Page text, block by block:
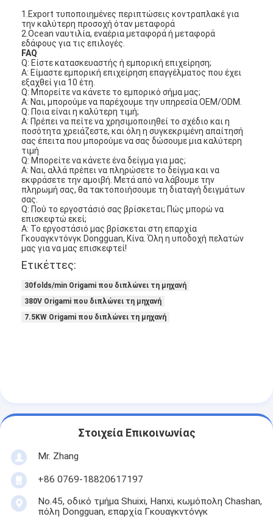
Σπίτι
Προϊόντα
Βίντεο
Σχετικά με εμάς
Επισκεψή εργοστασίου
Έλεγχος ποιότητας
Επικοινωνήστε μαζί μας
Φίλτρο τσεπών που κατασκευάζει τη μηχανή
Αυτόματη μηχανή καρφώματος
1.Export τυποποιημένες περιπτώσεις κοντραπλακέ για
την καλύτερη προσοχή όταν μεταφορά
2.Ocean ναυτιλία, εναέρια μεταφορά ή μεταφορά
εδάφους για τις επιλογές.
FAQ
Q: Είστε κατασκευαστής ή εμπορική επιχείρηση;
Α: Είμαστε εμπορική επιχείρηση επαγγέλματος που έχει
εξαχθεί για 10 έτη.
Q: Μπορείτε να κάνετε το εμπορικό σήμα μας;
Α: Ναι, μπορούμε να παρέχουμε την υπηρεσία OEM/ODM.
Q: Ποια είναι η καλύτερη τιμή;
Α: Πρέπει να πείτε να χρησιμοποιηθεί το σχέδιο και η
ποσότητα χρειάζεστε, και όλη η συγκεκριμένη απαίτησή
σας έπειτα που μπορούμε να σας δώσουμε μια καλύτερη
τιμή
Q: Μπορείτε να κάνετε ένα δείγμα για μας;
Α: Ναι, αλλά πρέπει να πληρώσετε το δείγμα και να
εκφράσετε την αμοιβή. Μετά από να λάβουμε την
πληρωμή σας, θα τακτοποιήσουμε τη διαταγή δειγμάτων
σας.
Q: Πού το εργοστάσιό σας βρίσκεται; Πώς μπορώ να
επισκεφτώ εκεί;
Α: Το εργοστάσιό μας βρίσκεται στη επαρχία
Γκουαγκντόνγκ Dongguan, Κίνα. Όλη η υποδοχή πελατών
μας για να μας επισκεφτεί!
Ετικέττες:
30folds/min Origami που διπλώνει τη μηχανή
380V Origami που διπλώνει τη μηχανή
7.5KW Origami που διπλώνει τη μηχανή
Στοιχεία Επικοινωνίας
Mr. Zhang
+86 0769-18820617197
No.45, οδικό τμήμα Shuixi, Hanxi, κωμόπολη Chashan,
πόλη Dongguan, επαρχία Γκουαγκντόνγκ